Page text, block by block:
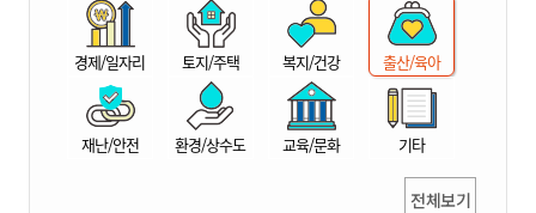
산
경제/일자리 토지/주택 복지/건강 출산/육아
재난/안전 환경/상수도 교육/문화 기타
전체보기